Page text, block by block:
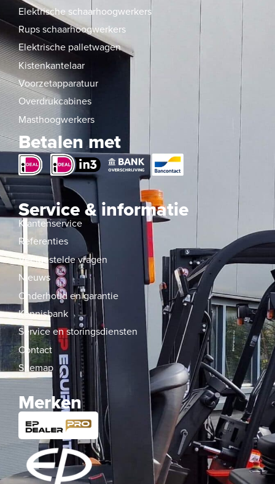
Elektrische schaarhoogwerkers
Rups schaarhoogwerkers
Elektrische palletwagen
Kistenkantelaar
Voorzetapparatuur
Overdrukcabines
Masthoogwerkers
Betalen met
Service & informatie
Klantenservice
Referenties
Veelgestelde vragen
Nieuws
Onderhoud en garantie
Kennisbank
Service en storingsdiensten
Contact
Sitemap
Merken